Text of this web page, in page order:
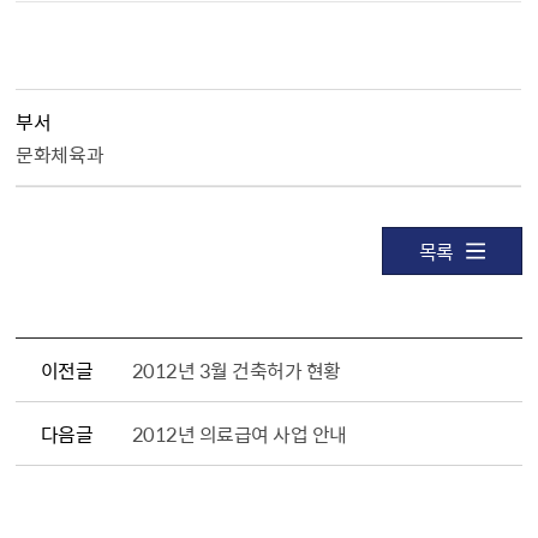
부서
문화체육과
목록
이전글 2012년 3월 건축허가 현황
다음글 2012년 의료급여 사업 안내